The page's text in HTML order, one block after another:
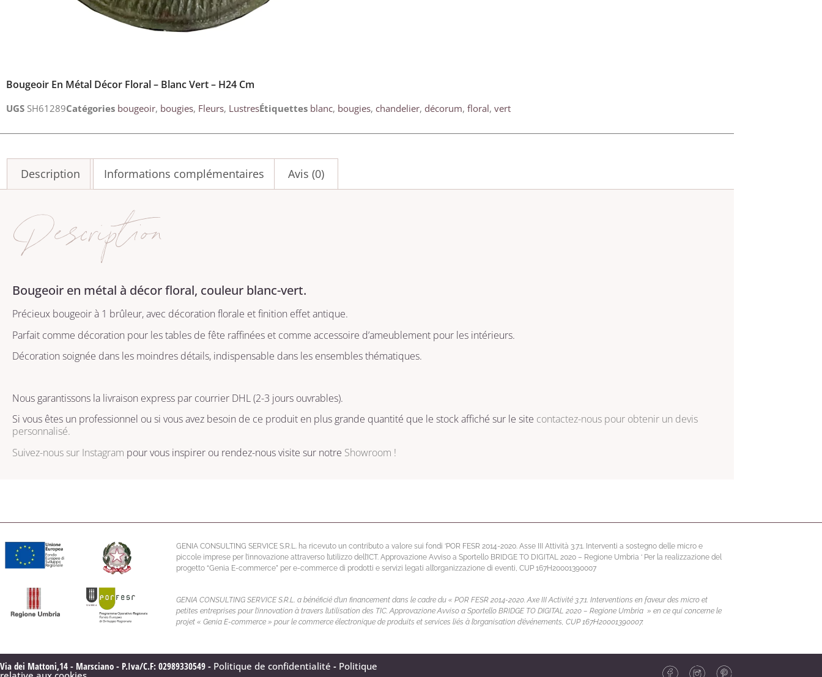
Bougeoir En Métal Décor Floral – Blanc Vert – H24 Cm
UGS SH61289Catégories bougeoir, bougies, Fleurs, LustresÉtiquettes blanc, bougies, chandelier, décorum, floral, vert
Description Informations complémentaires Avis (0)
Description
Bougeoir en métal à décor floral, couleur blanc-vert.
Précieux bougeoir à 1 brûleur, avec décoration florale et finition effet antique.
Parfait comme décoration pour les tables de fête raffinées et comme accessoire d’ameublement pour les intérieurs.
Décoration soignée dans les moindres détails, indispensable dans les ensembles thématiques.
Nous garantissons la livraison express par courrier DHL (2-3 jours ouvrables).
Si vous êtes un professionnel ou si vous avez besoin de ce produit en plus grande quantité que le stock affiché sur le site contactez-nous pour obtenir un devis
personnalisé.
Suivez-nous sur Instagram pour vous inspirer ou rendez-nous visite sur notre Showroom !
GENIA CONSULTING SERVICE S.R.L. ha ricevuto un contributo a valore sui fondi ‘POR FESR 2014-2020. Asse III Attività 3.7.1. Interventi a sostegno delle micro e
piccole imprese per l’innovazione attraverso l’utilizzo dell’ICT. Approvazione Avviso a Sportello BRIDGE TO DIGITAL 2020 – Regione Umbria ‘ Per la realizzazione del
progetto “Genia E-commerce” per e-commerce di prodotti e servizi legati all’organizzazione di eventi, CUP 167H20001390007
GENIA CONSULTING SERVICE S.R.L. a bénéficié d’un financement dans le cadre du « POR FESR 2014-2020. Axe III Activité 3.7.1. Interventions en faveur des micro et
petites entreprises pour l’innovation à travers l’utilisation des TIC. Approvazione Avviso a Sportello BRIDGE TO DIGITAL 2020 – Regione Umbria » en ce qui concerne le
projet « Genia E-commerce » pour le commerce électronique de produits et services liés à l’organisation d’événements, CUP 167H20001390007.
Via dei Mattoni,14 - Marsciano - P.Iva/C.F: 02989330549 - Politique de confidentialité - Politique